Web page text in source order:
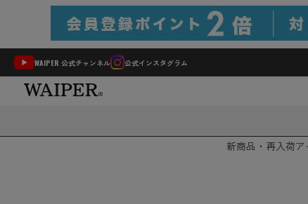
WAIPER 公式チャンネル 公式インスタグラム
新商品・再入荷